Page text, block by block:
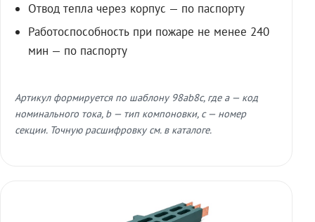
Отвод тепла через корпус — по паспорту
Работоспособность при пожаре не менее 240
мин — по паспорту
Артикул формируется по шаблону 98ab8c, где a — код
номинального тока, b — тип компоновки, c — номер
секции. Точную расшифровку см. в каталоге.